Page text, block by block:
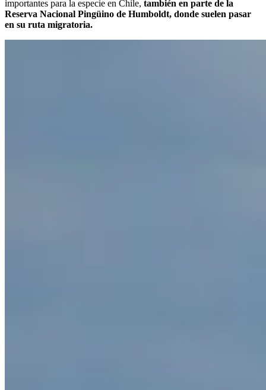
importantes para la especie en Chile, también en parte de la
Reserva Nacional Pingüino de Humboldt, donde suelen pasar
en su ruta migratoria.